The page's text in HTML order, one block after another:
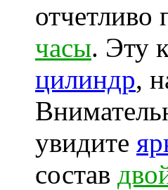
часы. Эту
цилиндр,
увидите
состав